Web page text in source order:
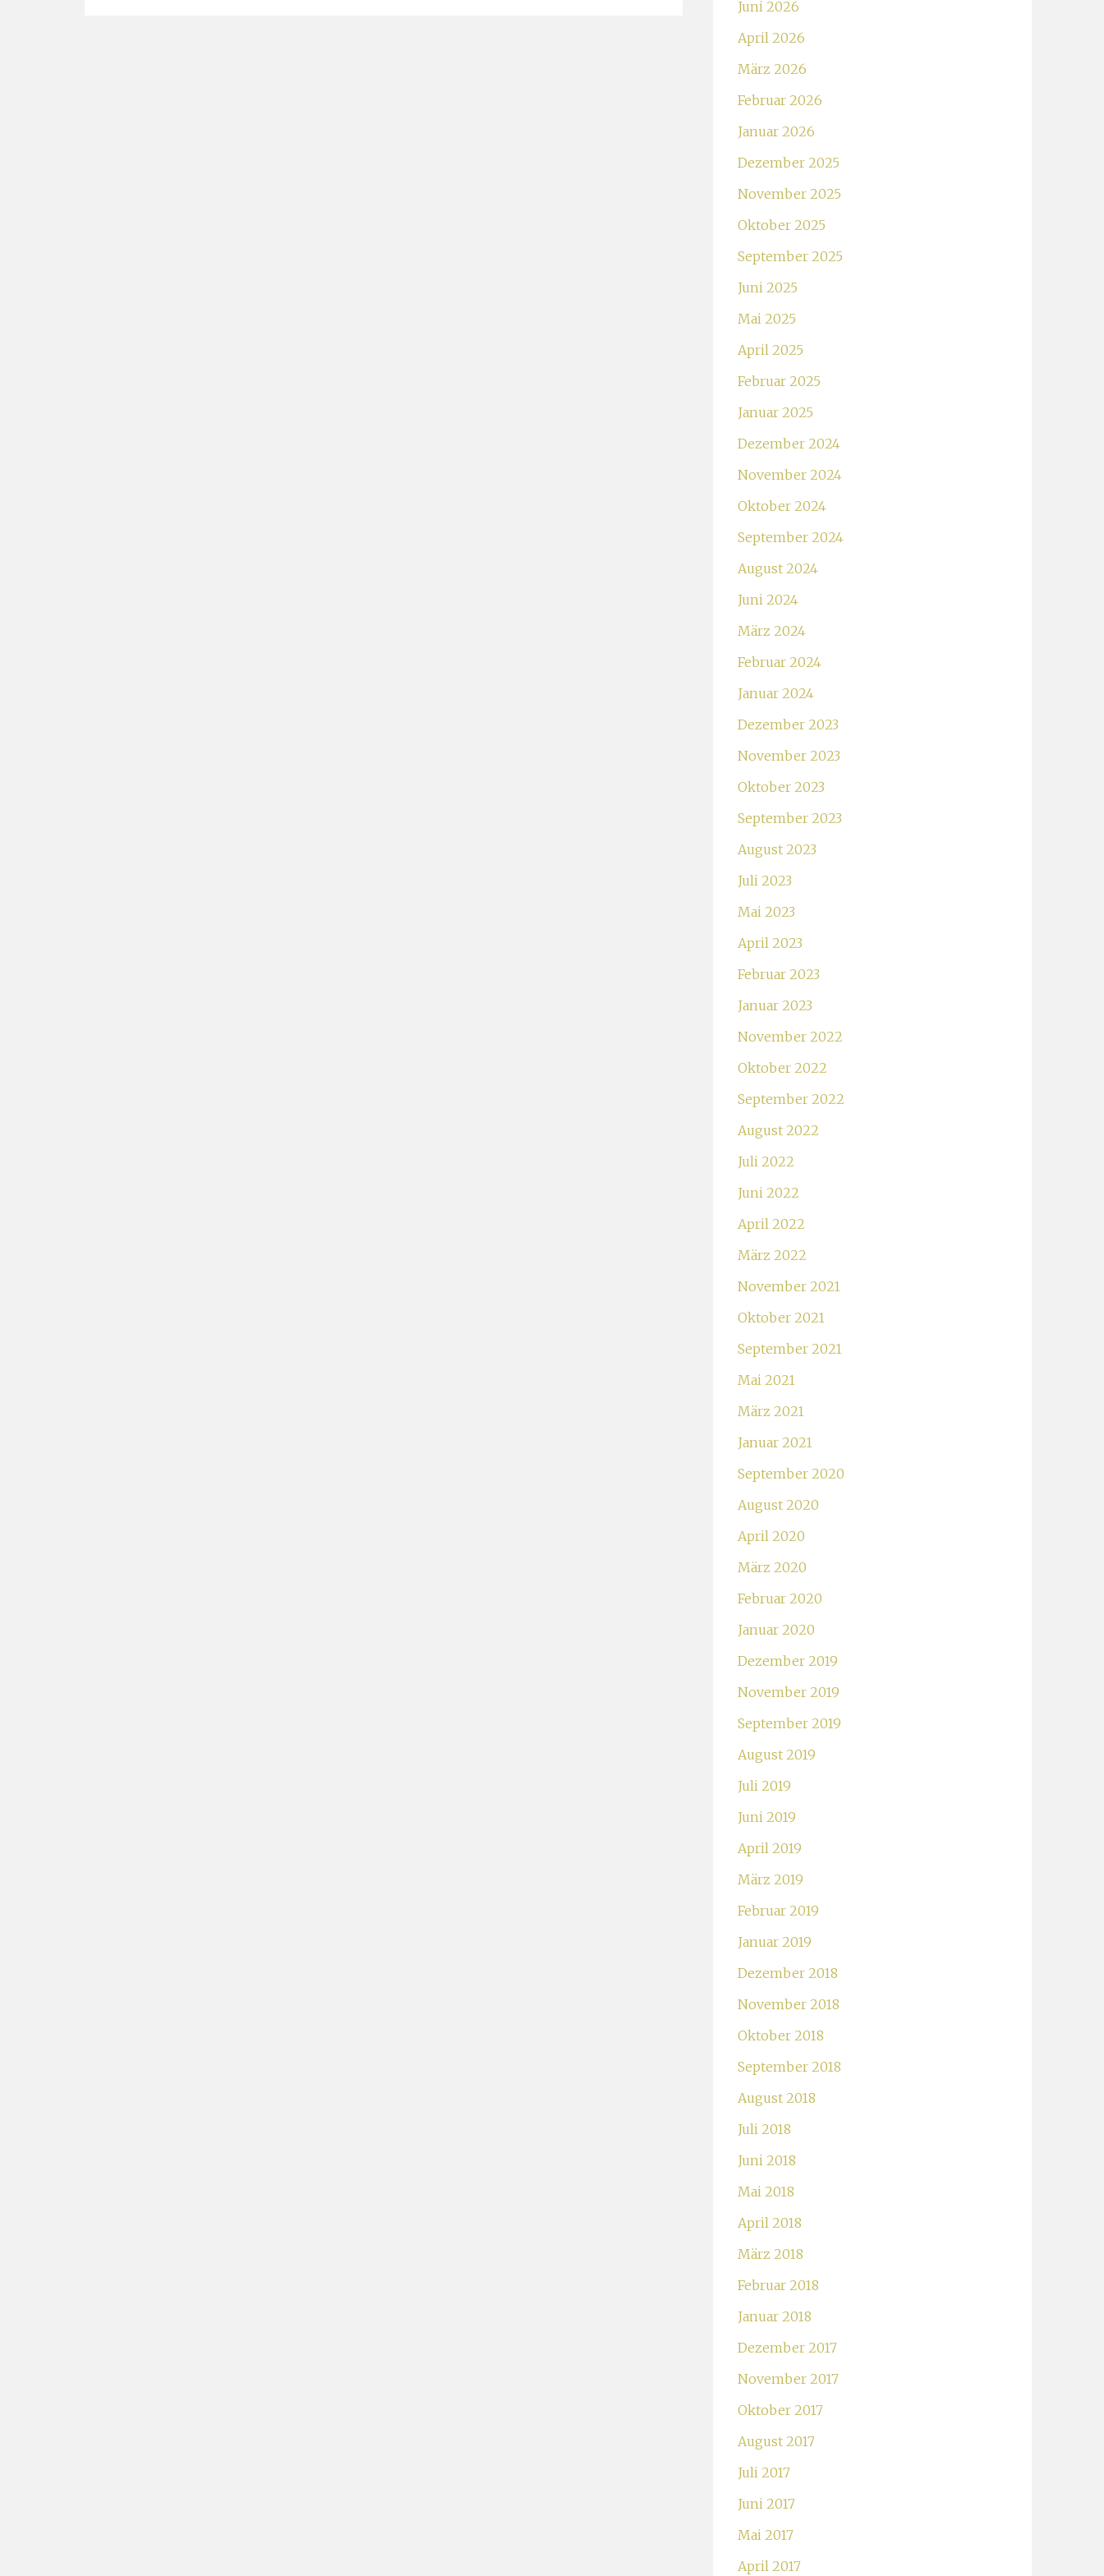
Juni 2026
April 2026
März 2026
Februar 2026
Januar 2026
Dezember 2025
November 2025
Oktober 2025
September 2025
Juni 2025
Mai 2025
April 2025
Februar 2025
Januar 2025
Dezember 2024
November 2024
Oktober 2024
September 2024
August 2024
Juni 2024
März 2024
Februar 2024
Januar 2024
Dezember 2023
November 2023
Oktober 2023
September 2023
August 2023
Juli 2023
Mai 2023
April 2023
Februar 2023
Januar 2023
November 2022
Oktober 2022
September 2022
August 2022
Juli 2022
Juni 2022
April 2022
März 2022
November 2021
Oktober 2021
September 2021
Mai 2021
März 2021
Januar 2021
September 2020
August 2020
April 2020
März 2020
Februar 2020
Januar 2020
Dezember 2019
November 2019
September 2019
August 2019
Juli 2019
Juni 2019
April 2019
März 2019
Februar 2019
Januar 2019
Dezember 2018
November 2018
Oktober 2018
September 2018
August 2018
Juli 2018
Juni 2018
Mai 2018
April 2018
März 2018
Februar 2018
Januar 2018
Dezember 2017
November 2017
Oktober 2017
August 2017
Juli 2017
Juni 2017
Mai 2017
April 2017